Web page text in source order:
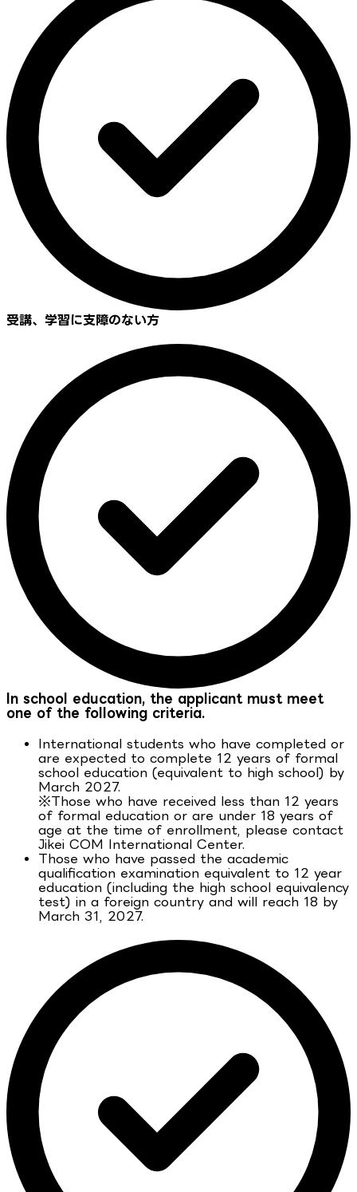
受講、学習に支障のない方
In school education, the applicant must meet
one of the following criteria.
International students who have completed or
are expected to complete 12 years of formal
school education (equivalent to high school) by
March 2027.
※Those who have received less than 12 years
of formal education or are under 18 years of
age at the time of enrollment, please contact
Jikei COM International Center.
Those who have passed the academic
qualification examination equivalent to 12 year
education (including the high school equivalency
test) in a foreign country and will reach 18 by
March 31, 2027.